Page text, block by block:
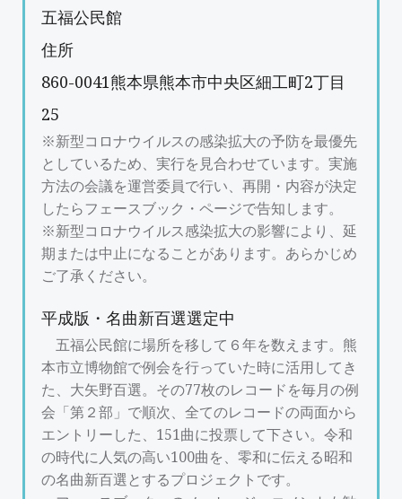
五福公民館
住所
860-0041熊本県熊本市中央区細工町2丁目
25
※新型コロナウイルスの感染拡大の予防を最優先
としているため、実行を見合わせています。実施
方法の会議を運営委員で行い、再開・内容が決定
したらフェースブック・ページで告知します。
※新型コロナウイルス感染拡大の影響により、延
期または中止になることがあります。あらかじめ
ご了承ください。
平成版・名曲新百選選定中
五福公民館に場所を移して６年を数えます。熊
本市立博物館で例会を行っていた時に活用してき
た、大矢野百選。その77枚のレコードを毎月の例
会「第２部」で順次、全てのレコードの両面から
エントリーした、151曲に投票して下さい。令和
の時代に人気の高い100曲を、零和に伝える昭和
の名曲新百選とするプロジェクトです。